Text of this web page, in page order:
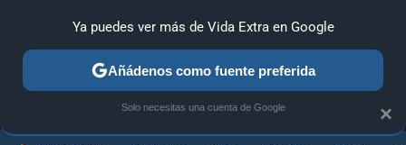
MENÚ NUEVO
GUÍAS Y TRUCOS PC SONY ×
Ya puedes ver más de Vida Extra en Google
Añádenos como fuente preferida
Solo necesitas una cuenta de Google